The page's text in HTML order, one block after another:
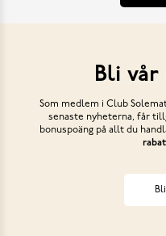
Bli vår
Som medlem i Club
senaste nyheterna, får
bonuspoäng på allt du